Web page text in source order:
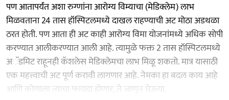
पण आतापर्यंत अशा रुग्णांना आरोग्य विम्याचा (मेडिक्लेम) लाभ
मिळवताना 24 तास हॉस्पिटलमध्ये दाखल राहण्याची अट मोठा अडथळा
ठरत होती. पण आता ही अट काही आरोग्य विमा योजनांमध्ये अधिक सोपी
करण्यात आलीकरण्यात आली आहे. त्यामुळे फक्त 2 तास हॉस्पिटलमध्ये
अॅडमिट राहूनही कॅशलेस मेडिक्लेमचा लाभ मिळू शकतो. मात्र यासाठी
एक महत्त्वाची अट पूर्ण करावी लागणार आहे. नेमका हा बदल काय आहे
आणि कोणाला त्याचा फायदा होणार, ते जाणून घेऊया.